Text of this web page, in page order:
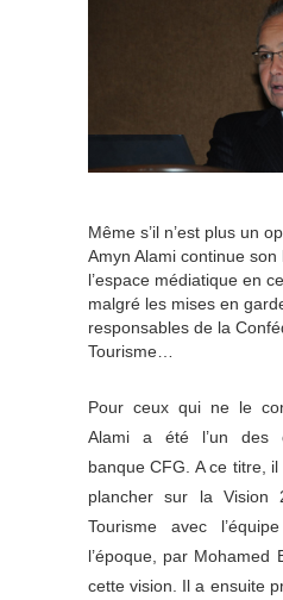
Même s’il n’est plus un
Amyn Alami continue
l’espace médiatique en
malgré les mises en
responsables de la
Tourisme…
Pour ceux qui ne le
Alami a été l’un des
banque CFG. A ce titre,
plancher sur la Vision
Tourisme avec
l’époque, par Mohamed
cette vision. Il a ensuite